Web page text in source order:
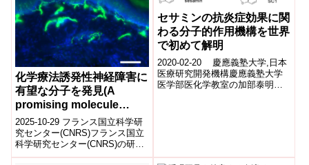
化学療法誘発性神経障害に
有望な分子を発見(A
promising molecule
against chemotherapy-
induced neuropathies)
2025-10-29 フランス国立科学研
究センター(CNRS)フランス国立
科学研究センター(CNRS)の研究
チームは、抗がん剤治療によっ
セサミンの抗炎症効果に関
わる分子的作用機構を世界
で初めて解明
2020-02-20 慶應義塾大学,日本
医療研究開発機構慶應義塾大学
医学部医化学教室の加部泰明准